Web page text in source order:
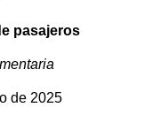
pasajeros
de 2025